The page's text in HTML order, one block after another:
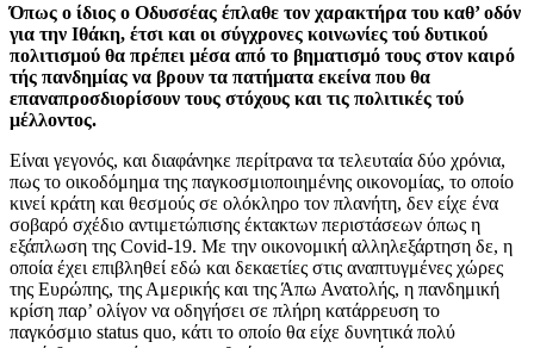
Όπως ο ίδιος ο Οδυσσέας έπλαθε τον χαρακτήρα του καθ’ οδόν
για την Ιθάκη, έτσι και οι σύγχρονες κοινωνίες τού δυτικού
πολιτισμού θα πρέπει μέσα από το βηματισμό τους στον καιρό
τής πανδημίας να βρουν τα πατήματα εκείνα που θα
επαναπροσδιορίσουν τους στόχους και τις πολιτικές τού
μέλλοντος.
Είναι γεγονός, και διαφάνηκε περίτρανα τα τελευταία δύο χρόνια,
πως το οικοδόμημα της παγκοσμιοποιημένης οικονομίας, το οποίο
κινεί κράτη και θεσμούς σε ολόκληρο τον πλανήτη, δεν είχε ένα
σοβαρό σχέδιο αντιμετώπισης έκτακτων περιστάσεων όπως η
εξάπλωση της Covid-19. Με την οικονομική αλληλεξάρτηση δε, η
οποία έχει επιβληθεί εδώ και δεκαετίες στις αναπτυγμένες χώρες
της Ευρώπης, της Αμερικής και της Άπω Ανατολής, η πανδημική
κρίση παρ’ ολίγον να οδηγήσει σε πλήρη κατάρρευση το
παγκόσμιο status quo, κάτι το οποίο θα είχε δυνητικά πολύ